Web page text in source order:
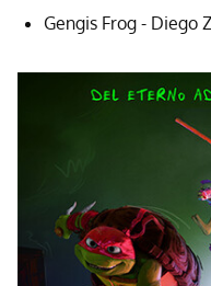
Gengis Frog - Diego